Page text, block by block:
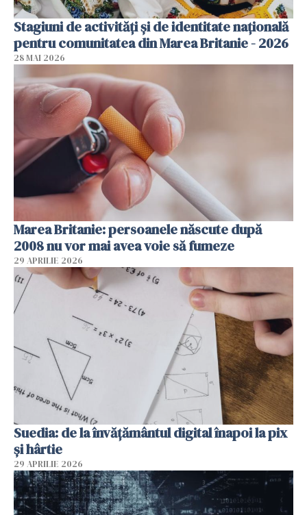
Stagiuni de activități și de identitate națională
pentru comunitatea din Marea Britanie - 2026
28 MAI 2026
Marea Britanie: persoanele născute după
2008 nu vor mai avea voie să fumeze
29 APRILIE 2026
Suedia: de la învățământul digital înapoi la pix
și hârtie
29 APRILIE 2026